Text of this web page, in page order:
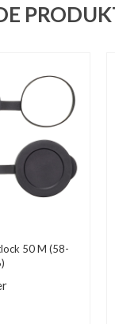
50 M (58-